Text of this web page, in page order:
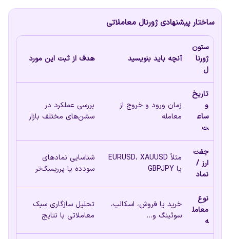
ساختار پیشنهادی ژورنال معاملاتی
ستون
ژورنا
ل
آنچه باید بنویسید هدف از ثبت این مورد
تاریخ
و
ساع
ت
زمان ورود و خروج از
معامله
بررسی عملکرد در
سشن‌های مختلف بازار
جفت‌
ارز /
نماد
مثلاً EURUSD، XAUUSD
یا GBPJPY
شناسایی نمادهای
سودده یا پرریسک‌تر
نوع
معامل
ه
خرید یا فروش، اسکالپ،
سوئینگ و…
تحلیل سازگاری سبک
معاملاتی با نتایج